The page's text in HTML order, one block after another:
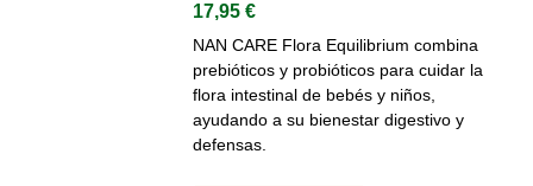
17,95 €
NAN CARE Flora Equilibrium combina
prebióticos y probióticos para cuidar la
flora intestinal de bebés y niños,
ayudando a su bienestar digestivo y
defensas.